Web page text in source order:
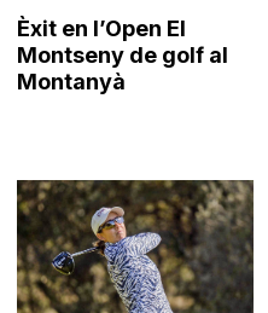
Èxit en l’Open El
Montseny de golf al
Montanyà